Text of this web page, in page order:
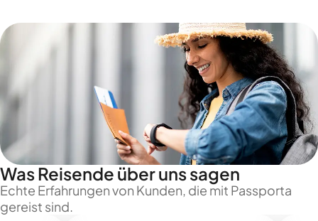
Was Reisende über uns sagen
Echte Erfahrungen von Kunden, die mit Passporta
gereist sind.